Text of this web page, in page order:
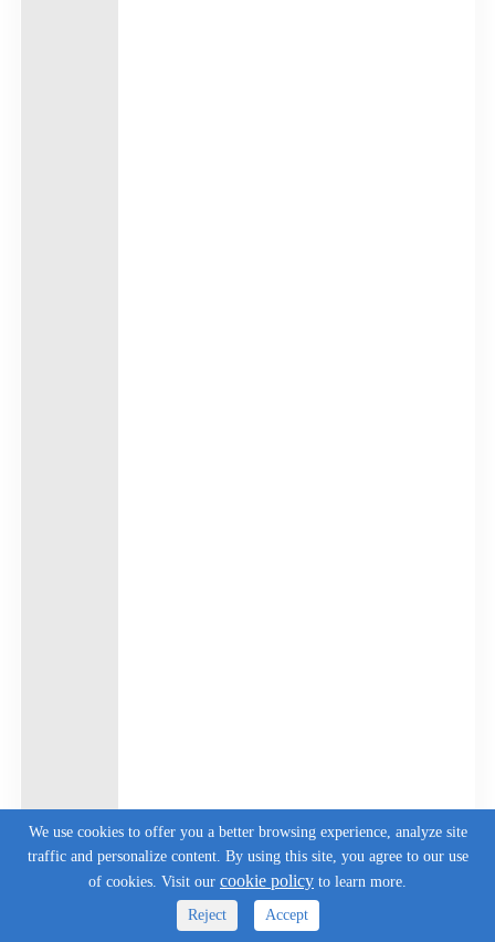
We use cookies to offer you a better browsing experience, analyze site
traffic and personalize content. By using this site, you agree to our use
of cookies. Visit our cookie policy to learn more.
Reject
Accept